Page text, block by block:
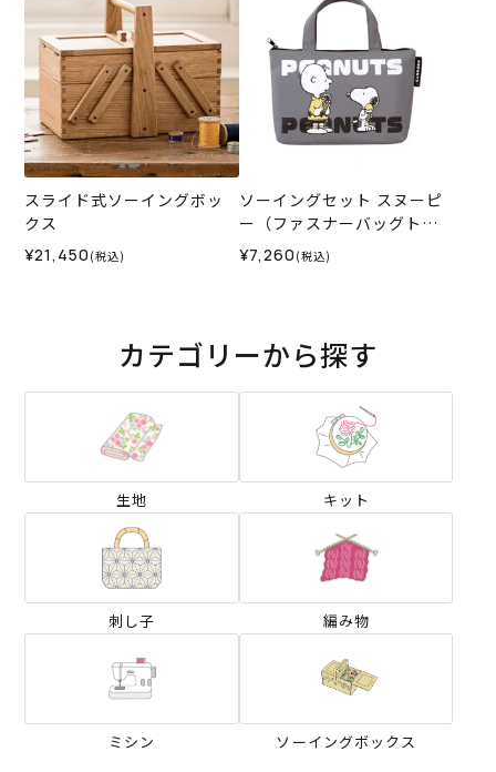
スライド式ソーイングボッ
クス
¥21,450 (税込)
ソーイングセット スヌーピ
ー（ファスナーバッグトー
ト）＜グレー＞
¥7,260 (税込)
カテゴリーから探す
生地 キット
刺し子 編み物
ミシン ソーイングボックス